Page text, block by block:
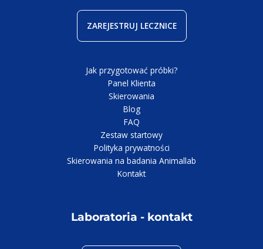
ZAREJESTRUJ LECZNICE
Jak przygotować próbki?
Panel Klienta
Skierowania
Blog
FAQ
Zestaw startowy
Polityka prywatności
Skierowania na badania Animallab
Kontakt
Laboratoria - kontakt